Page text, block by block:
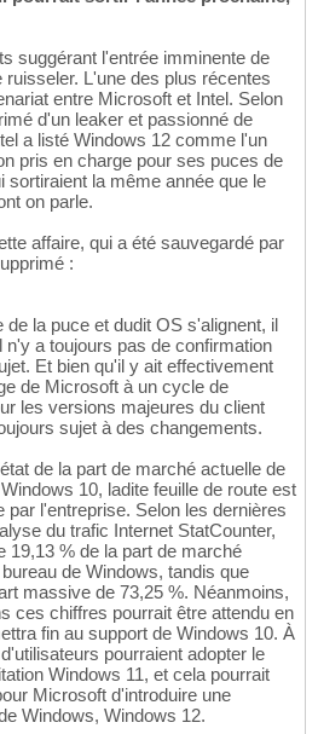
suggérant l'entrée imminente de
L'une des plus récentes
entre Microsoft et Intel. Selon
d'un leaker et passionné de
a listé Windows 12 comme l'un
pris en charge pour ses puces de
sortiraient la même année que le
on parle.
affaire, qui a été sauvegardé par
:
la puce et dudit OS s'alignent, il
n'y a toujours pas de confirmation
Et bien qu'il y ait effectivement
de Microsoft à un cycle de
les versions majeures du client
sujet à des changements.
de la part de marché actuelle de
10, ladite feuille de route est
par l'entreprise. Selon les dernières
du trafic Internet StatCounter,
19,13 % de la part de marché
de Windows, tandis que
massive de 73,25 %. Néanmoins,
ces chiffres pourrait être attendu en
fin au support de Windows 10. À
pourraient adopter le
Windows 11, et cela pourrait
Microsoft d'introduire une
Windows, Windows 12.